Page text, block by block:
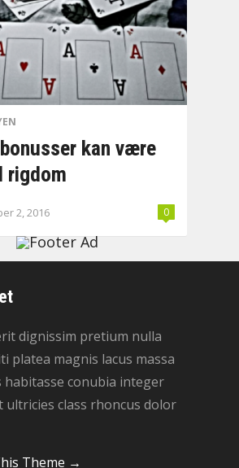
kan være
rigdom
2, 2016 0
dignissim pretium nulla
platea magnis lacus massa
habitasse conubia integer
ultricies class rhoncus dolor
Theme →